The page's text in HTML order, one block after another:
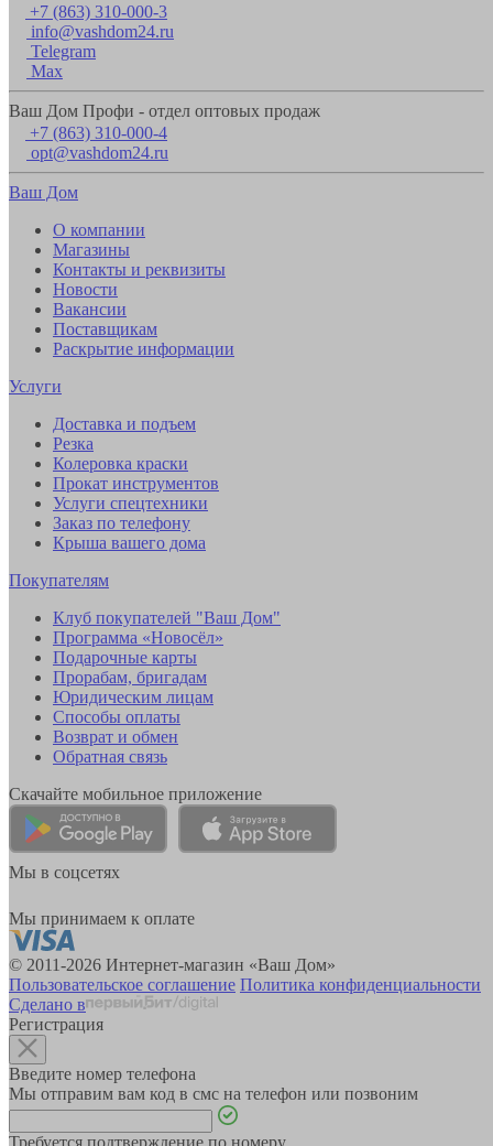
+7 (863) 310-000-3
info@vashdom24.ru
Telegram
Max
Ваш Дом Профи - отдел оптовых продаж
+7 (863) 310-000-4
opt@vashdom24.ru
Ваш Дом
О компании
Магазины
Контакты и реквизиты
Новости
Вакансии
Поставщикам
Раскрытие информации
Услуги
Доставка и подъем
Резка
Колеровка краски
Прокат инструментов
Услуги спецтехники
Заказ по телефону
Крыша вашего дома
Покупателям
Клуб покупателей "Ваш Дом"
Программа «Новосёл»
Подарочные карты
Прорабам, бригадам
Юридическим лицам
Способы оплаты
Возврат и обмен
Обратная связь
Скачайте мобильное приложение
Мы в соцсетях
Мы принимаем к оплате
© 2011-2026 Интернет-магазин «Ваш Дом»
Пользовательское соглашение Политика конфиденциальности
Сделано в
Регистрация
Введите номер телефона
Мы отправим вам код в смс на телефон или позвоним